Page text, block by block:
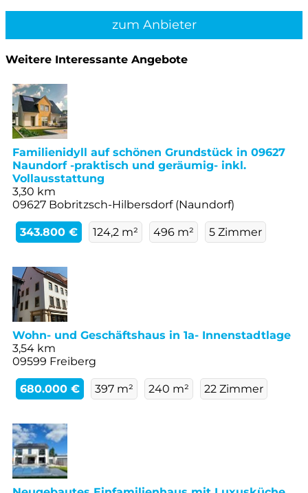
zum Anbieter
Weitere Interessante Angebote
Familienidyll auf schönen Grundstück in 09627
Naundorf -praktisch und geräumig- inkl.
Vollausstattung
3,30 km
09627 Bobritzsch-Hilbersdorf (Naundorf)
343.800 € 124,2 m² 496 m² 5 Zimmer
Wohn- und Geschäftshaus in 1a- Innenstadtlage
3,54 km
09599 Freiberg
680.000 € 397 m² 240 m² 22 Zimmer